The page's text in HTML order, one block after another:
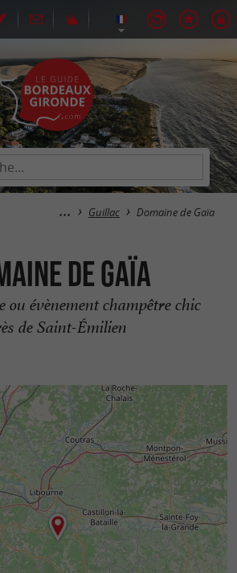
Guillac Domaine de Gaïa
de Gaïa
ou évènement champêtre chic
de Saint-Émilien